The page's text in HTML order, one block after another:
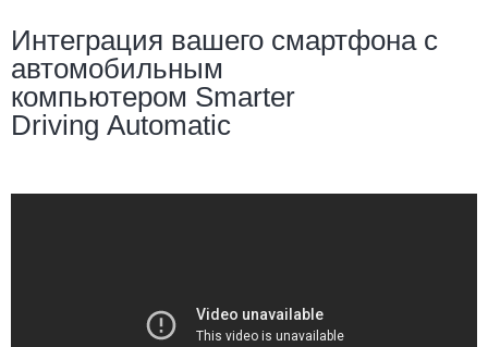
Интеграция вашего смартфона с
автомобильным
компьютером Smarter
Driving Automatic